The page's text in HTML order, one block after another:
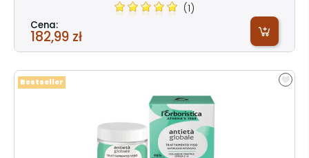
(1)
Cena:
182,99 zł
Bestseller